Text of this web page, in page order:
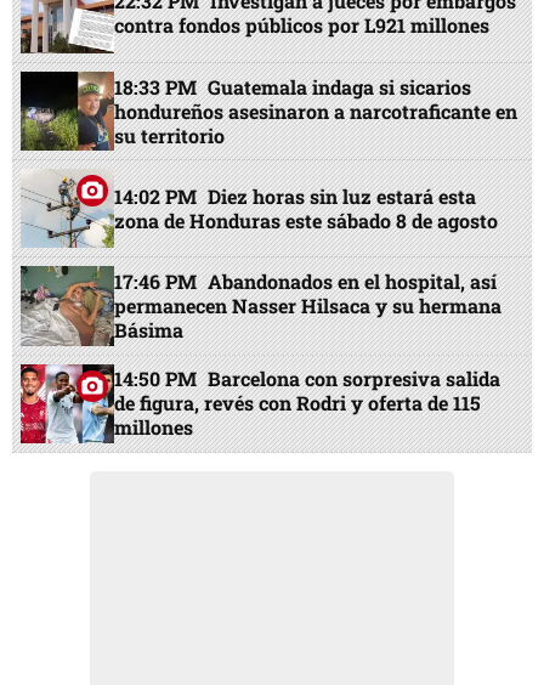
contra fondos públicos por L921 millones
18:33 PM Guatemala indaga si sicarios
hondureños asesinaron a narcotraficante en
su territorio
14:02 PM Diez horas sin luz estará esta
zona de Honduras este sábado 8 de agosto
17:46 PM Abandonados en el hospital, así
permanecen Nasser Hilsaca y su hermana
Básima
14:50 PM Barcelona con sorpresiva salida
de figura, revés con Rodri y oferta de 115
millones